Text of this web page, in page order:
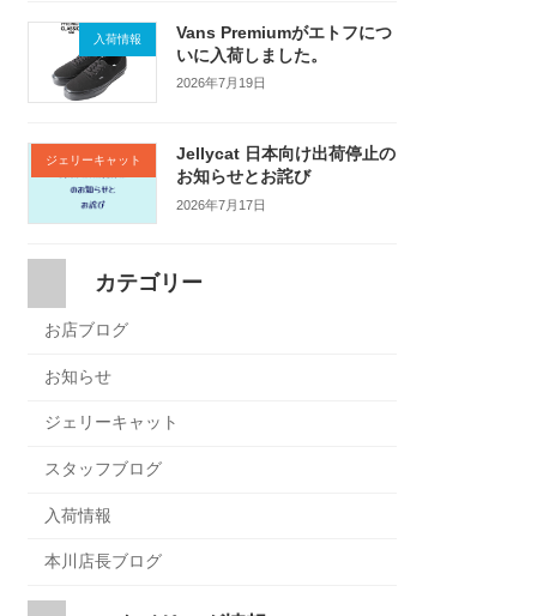
入荷情報
Vans Premiumがエトフにつ
いに入荷しました。
2026年7月19日
ジェリーキャット
Jellycat 日本向け出荷停止の
お知らせとお詫び
2026年7月17日
カテゴリー
お店ブログ
お知らせ
ジェリーキャット
スタッフブログ
入荷情報
本川店長ブログ